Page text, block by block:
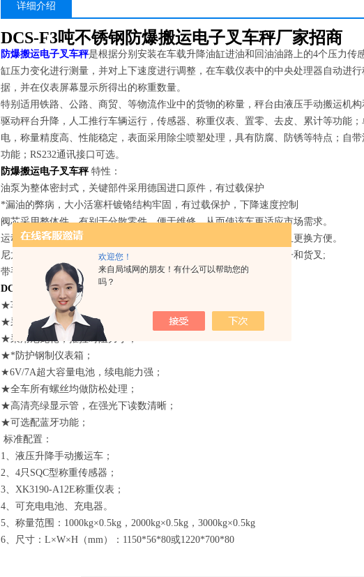
欢迎您！
来自局域网的朋友！有什么可以帮助您的
吗？
详细介绍
DCS-F3吨不锈钢防爆搬运电子叉车秤厂家招商
防爆搬运电子叉车秤是根据分别安装在车载升降油缸进油和回油油路上的4个压力传
缸压力变化进行测量，并对上下速度进行调整，在车载仪表中的中央处理器自动进
据，并在仪表屏幕显示所得出的称重数量。
特别适用铁路、公路、商贸、等物流作业中的货物的称量，秤台由液压手动搬运机
驱动秤台升降，人工推行车辆运行，传感器、称重仪表、置零、去皮、累计等功能
电，称量精度高、性能稳定，表面采用除尘喷塑处理，具有防腐、防锈等特点；自
功能；RS232通讯接口可选。
防爆搬运电子叉车秤 特性：
油泵为整体密封式，关键部件采用德国进口原件，有过载保护
*漏油的弊病，大小活塞杆镀铬结构牢固，有过载保护，下降速度控制
阀芯采用整体件，有别于分散零件，便于维修，从而使该车更适应市场需求。
运动部位装配有合金衬套，能够吸收偏载，耐磨损，延长使用寿命且更换方便。
尼龙进入滚子和退出滚子减轻了操作工的力，并有保护了负荷的轮子和货叉;
带手动缓降控制阀的密封式油泵。
DCS-F3吨不锈钢防爆搬运电子叉车秤厂家招商
★车身部件全模具冲压成型；
★采用3吨耐用经济型油缸；
★采用尼龙轮，推拉时阻力小；
★*防护钢制仪表箱；
★6V/7A超大容量电池，续电能力强；
★全车所有螺丝均做防松处理；
★高清亮绿显示管，在强光下读数清晰；
★可选配蓝牙功能；
标准配置：
1、液压升降手动搬运车；
2、4只SQC型称重传感器；
3、XK3190-A12E称重仪表；
4、可充电电池、充电器。
5、称量范围：1000kg×0.5kg，2000kg×0.5kg，3000kg×0.5kg
6、尺寸：L×W×H（mm）：1150*56*80或1220*700*80